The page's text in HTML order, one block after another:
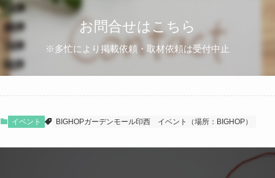
お問合せはこちら
※多忙により掲載依頼・取材依頼は受付中止
イベント BIGHOPガーデンモール印西 イベント（場所：BIGHOP）